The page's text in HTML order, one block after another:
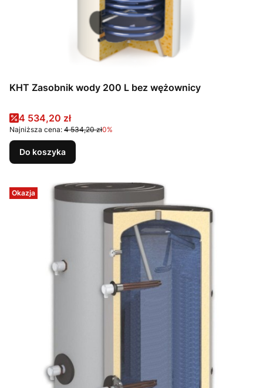
KHT Zasobnik wody 200 L bez wężownicy
Cena promocyjna
4 534,20 zł
Najniższa cena: 4 534,20 zł0%
Do koszyka
Okazja